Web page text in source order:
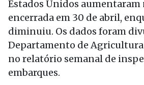
Estados Unidos aumentaram
encerrada em 30 de abril,
diminuiu. Os dados foram
Departamento de Agricultura
no relatório semanal de
embarques.